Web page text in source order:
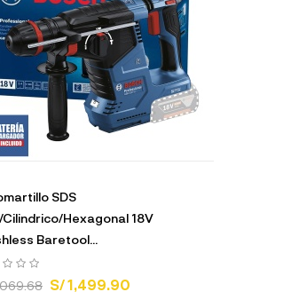
SDS
Cilindrico/Hexagonal 18V
Baretool...
S/ 1,499.90